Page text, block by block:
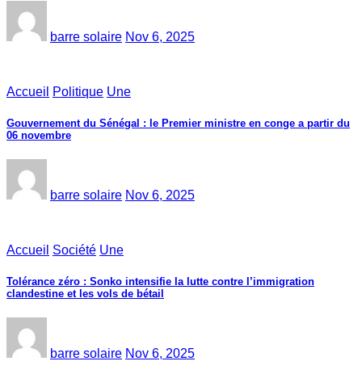
barre solaire Nov 6, 2025
Accueil Politique Une
Gouvernement du Sénégal : le Premier ministre en conge a partir du
06 novembre
barre solaire Nov 6, 2025
Accueil Société Une
Tolérance zéro : Sonko intensifie la lutte contre l’immigration
clandestine et les vols de bétail
barre solaire Nov 6, 2025